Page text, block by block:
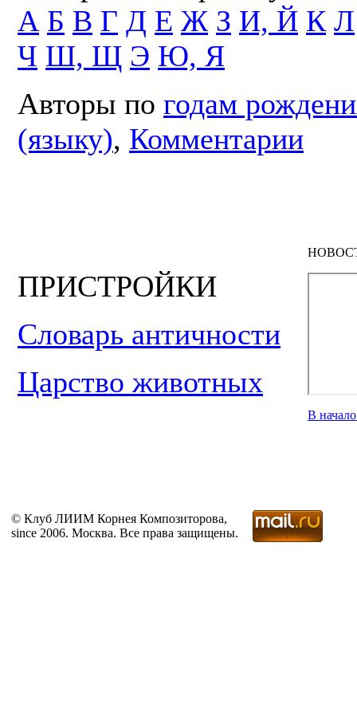
А Б В Г Д Е Ж З И, Й К Л
Ч Ш, Щ Э Ю, Я
Авторы по годам
(языку), Комментарии
ПРИСТРОЙКИ
Словарь античности
Царство животных
В
© Клуб ЛИИМ Корнея Композиторова,
since 2006. Москва. Все права защищены.